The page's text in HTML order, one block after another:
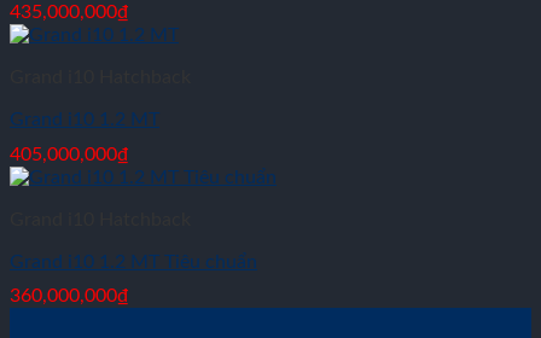
435,000,000₫
Grand i10 1.2 MT
405,000,000₫
Grand i10 1.2 MT Tiêu chuẩn
360,000,000₫